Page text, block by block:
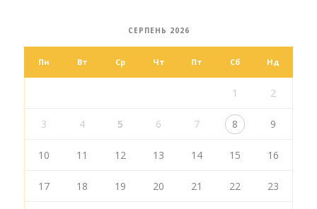
СЕРПЕНЬ 2026
Пн Вт Ср Чт Пт Сб Нд
1 2
3 4 5 6 7 8 9
10 11 12 13 14 15 16
17 18 19 20 21 22 23